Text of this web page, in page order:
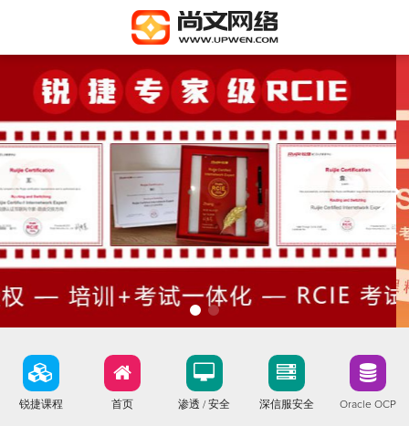
锐捷课程 首页 渗透 / 安全 深信服安全 Oracle OCP